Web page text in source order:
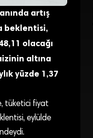
artış
beklentisi,
olacağı
altına
yüzde 1,37
tüketici fiyat
eylülde